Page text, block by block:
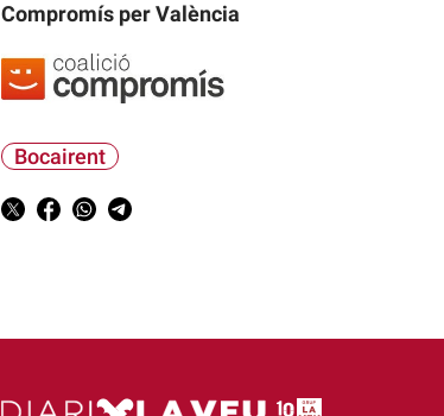
Compromís per València
Bocairent